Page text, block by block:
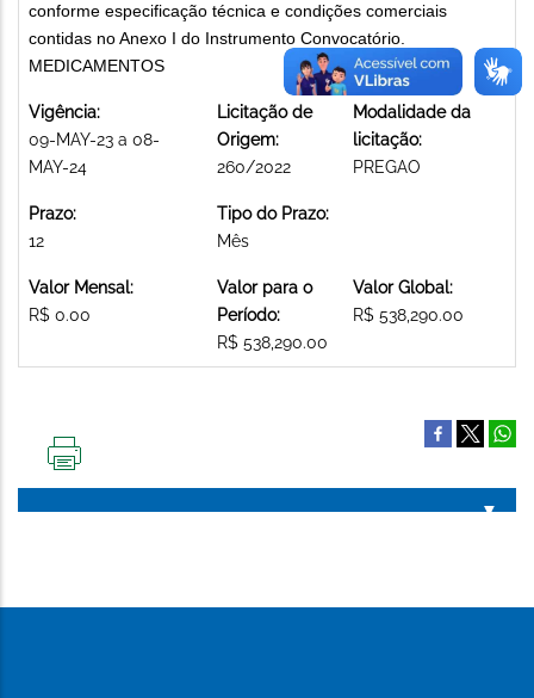
conforme especificação técnica e condições comerciais
contidas no Anexo I do Instrumento Convocatório.
MEDICAMENTOS
Vigência:
09-MAY-23 a 08-
MAY-24
Licitação de
Origem:
260/2022
Modalidade da
licitação:
PREGAO
Prazo:
12
Tipo do Prazo:
Mês
Valor Mensal:
R$ 0.00
Valor para o
Período:
R$ 538,290.00
Valor Global:
R$ 538,290.00
PÁGINA